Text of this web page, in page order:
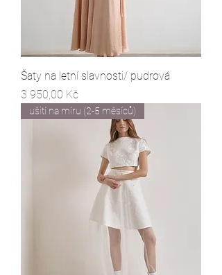
Šaty na letní slavnosti/ pudrová
Cena
3 950,00 Kč
ušití na míru (2-5 měsíců)